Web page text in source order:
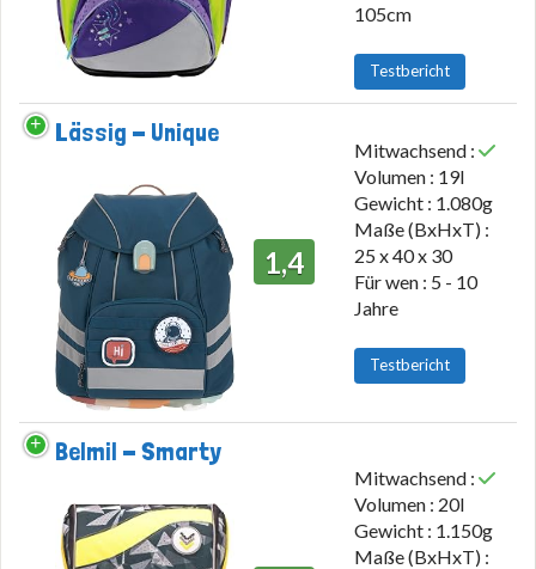
105cm
Testbericht
Lässig - Unique
1,4
Mitwachsend :
Volumen : 19l
Gewicht : 1.080g
Maße (BxHxT) :
25 x 40 x 30
Für wen : 5 - 10
Jahre
Testbericht
Belmil - Smarty
Mitwachsend :
Volumen : 20l
Gewicht : 1.150g
Maße (BxHxT) :